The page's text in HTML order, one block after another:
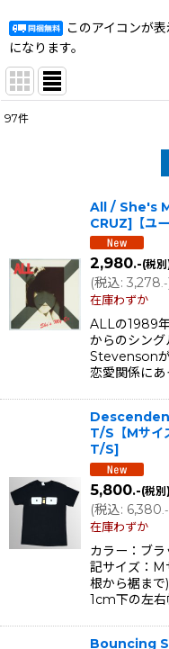
このアイコンが
になります。
97件
All / She's
CRUZ]【ユー
2,980.-(税
(税込: 3,278.-
在庫わずか
ALLの1989
からのシン
Stevensonが
恋愛関係に
T/S【Mサイ
T/S]
5,800.-(税別)
(税込: 6,380 .-
在庫わずか
カラー：ブ
記サイズ：M
根から裾ま
1cm下の左
Bouncing